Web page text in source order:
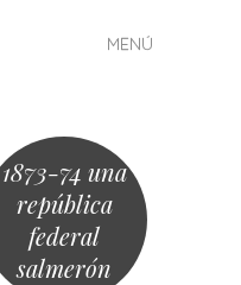
MENÚ
1873-74 una
república
federal
salmerón